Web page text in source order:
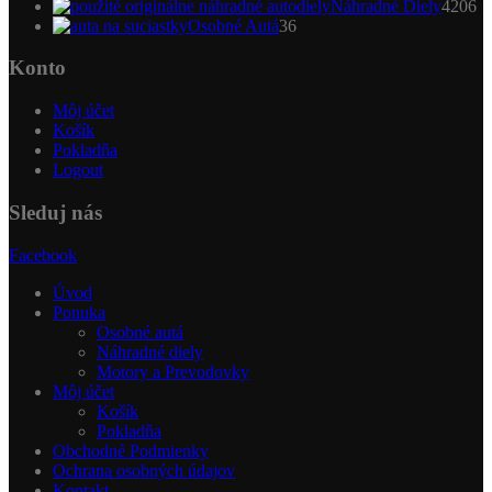
produktov
Náhradné Diely4206
Osobné Autá3636
Konto
Môj účet
Košík
Pokladňa
Logout
Sleduj nás
Facebook
Úvod
Ponuka
Osobné autá
Náhradné diely
Motory a Prevodovky
Môj účet
Košík
Pokladňa
Obchodné Podmienky
Ochrana osobných údajov